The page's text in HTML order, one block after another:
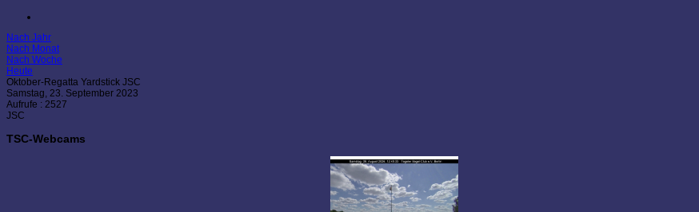
Nach Jahr
Nach Monat
Nach Woche
Heute
Oktober-Regatta Yardstick JSC
Samstag, 23. September 2023
Aufrufe : 2527
JSC
TSC-Webcams